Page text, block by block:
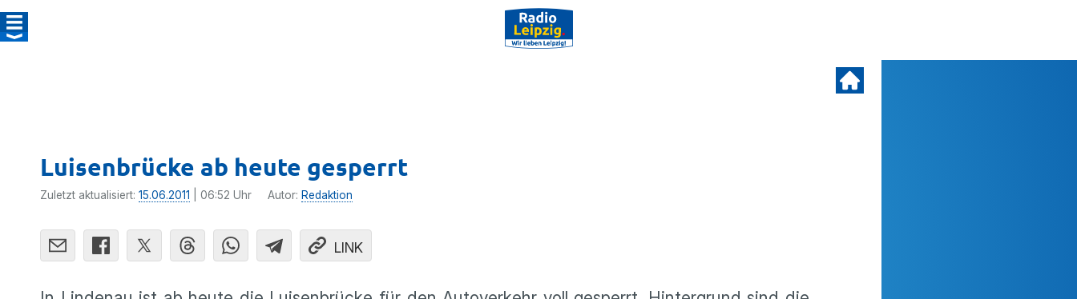
Luisenbrücke ab heute gesperrt
Zuletzt aktualisiert: 15.06.2011 | 06:52 Uhr Autor: Redaktion
LINK